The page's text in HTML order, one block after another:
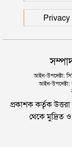
উদ্ধার
আইন-উপদেষ্টা:
আইন-উপদেষ্টা:
প্রকাশক কর্তৃক
থেকে মুদ্রিত